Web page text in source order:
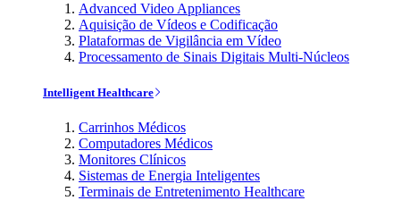
Advanced Video Appliances
Aquisição de Vídeos e Codificação
Plataformas de Vigilância em Vídeo
Processamento de Sinais Digitais Multi-Núcleos
Intelligent Healthcare
Carrinhos Médicos
Computadores Médicos
Monitores Clínicos
Sistemas de Energia Inteligentes
Terminais de Entretenimento Healthcare